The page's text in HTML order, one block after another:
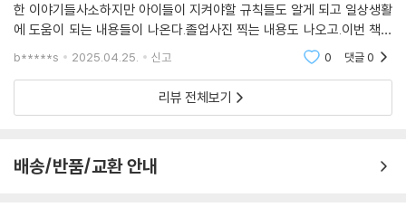
○ 빵지
토순이와 유치원 때부터 친구. 그림, 특히 만화를 잘 그린다. 약간은 소심하
고 겁이 많은 편이지만, 하고 싶은 말은 솔직하게 다 한다.
똑똑하고 용감하다. 친구들에게는 다정하지만 동생에게는 엄격하다. 가끔
한 이야기들사소하지만 아이들이 지켜야할 규칙들도 알게 되고 일상생활
에 도움이 되는 내용들이 나온다.졸업사진 찍는 내용도 나오고.이번 책에
서는 옷을 사러 가는 내용에 필요한것 사야할 물건들을 적어가는 내용이
b*****s 2025.04.25. 신고 0 댓글0
리뷰 전체보기
배송/반품/교환 안내